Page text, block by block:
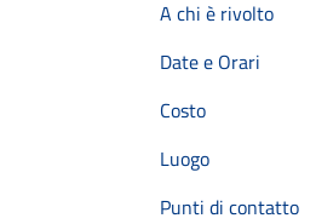
A chi è rivolto
Date e Orari
Costo
Luogo
Punti di contatto